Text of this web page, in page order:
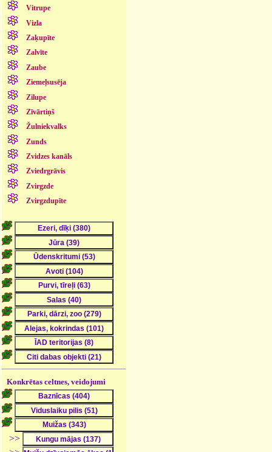
Vitrupe
Vizla
Zaķupīte
Zalvīte
Zaube
Ziemeļsusēja
Zilupe
Zīvārtiņš
Žulniekvalks
Zunds
Zvidzes kanāls
Zviedrgrāvis
Zvirgzde
Zvirgzdupīte
Konkrētas celtnes, veidojumi
>>